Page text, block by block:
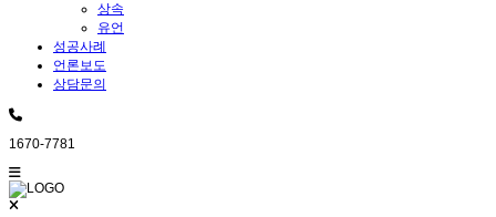
상속
유언
성공사례
언론보도
상담문의
1670-7781